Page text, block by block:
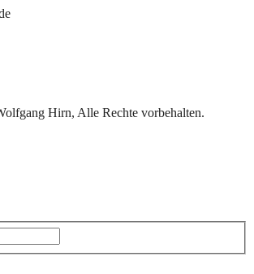
Hirn, Alle Rechte vorbehalten.